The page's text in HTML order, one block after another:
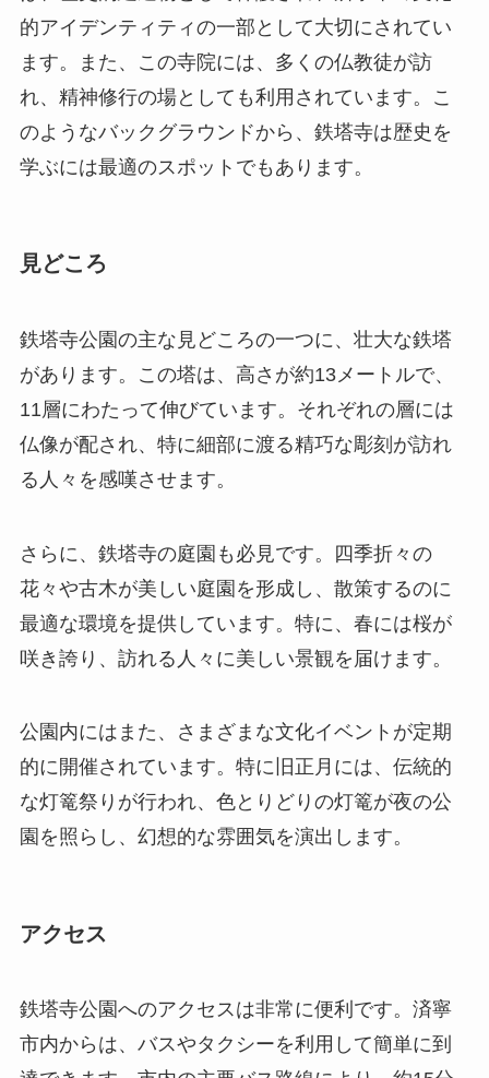
見どころ
鉄塔寺公園の主な見どころの一つに、壮大な鉄塔
仏像が配され、特に細部に渡る精巧な彫刻が訪れ
さらに、鉄塔寺の庭園も必見です。四季折々の
花々や古木が美しい庭園を形成し、散策するのに
最適な環境を提供しています。特に、春には桜が
咲き誇り、訪れる人々に美しい景観を届けます。
公園内にはまた、さまざまな文化イベントが定期
的に開催されています。特に旧正月には、伝統的
な灯篭祭りが行われ、色とりどりの灯篭が夜の公
園を照らし、幻想的な雰囲気を演出します。
アクセス
鉄塔寺公園へのアクセスは非常に便利です。済寧
の乗車で公園まで行けるため、公共交通機関を利
街地からの距離もそう遠くないため、サイクリン
グや歩いて訪れる人も少なくありません。